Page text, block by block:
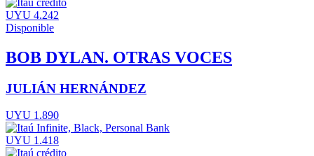
UYU 4.242
Disponible
BOB DYLAN. OTRAS VOCES
JULIÁN HERNÁNDEZ
UYU 1.890
UYU 1.418